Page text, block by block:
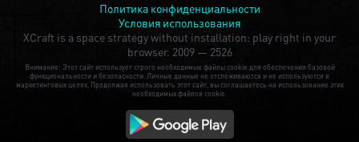
Политика конфиденциальности
Условия использования
XCraft is a space strategy without installation: play right in your
browser. 2009 — 2526
Внимание: Этот сайт использует строго необходимые файлы cookie для обеспечения базовой
функциональности и безопасности. Личные данные не отслеживаются и не используются в
маркетинговых целях. Продолжая использовать этот сайт, вы соглашаетесь на использование этих
необходимых файлов cookie.